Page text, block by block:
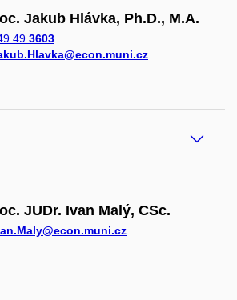
Jakub Hlávka, Ph.D., M.A.
49 3603
JUDr. Ivan Malý, CSc.